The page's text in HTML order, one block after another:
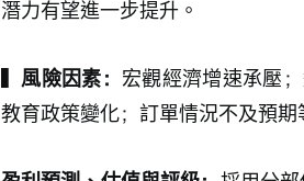
潛力有望進一步提升。
風險因素： 宏觀經濟增速承壓
教育政策變化；訂單情況不及預期